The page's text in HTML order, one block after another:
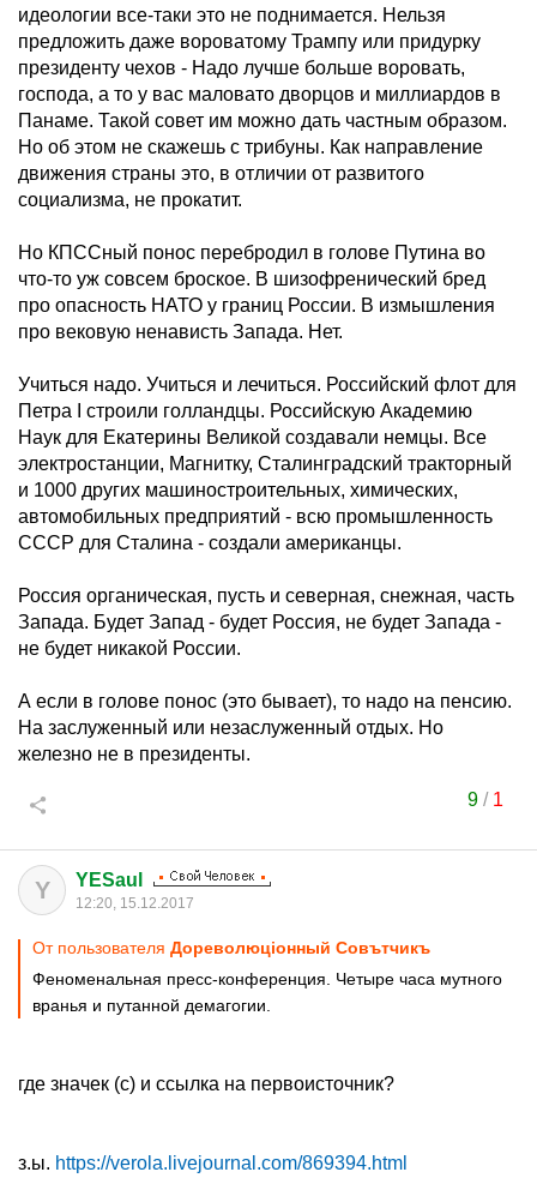
идеологии все-таки это не поднимается. Нельзя
предложить даже вороватому Трампу или придурку
президенту чехов - Надо лучше больше воровать,
господа, а то у вас маловато дворцов и миллиардов в
Панаме. Такой совет им можно дать частным образом.
Но об этом не скажешь с трибуны. Как направление
движения страны это, в отличии от развитого
социализма, не прокатит.
Но КПССный понос перебродил в голове Путина во
что-то уж совсем броское. В шизофренический бред
про опасность НАТО у границ России. В измышления
про вековую ненависть Запада. Нет.
Учиться надо. Учиться и лечиться. Российский флот для
Петра I строили голландцы. Российскую Академию
Наук для Екатерины Великой создавали немцы. Все
электростанции, Магнитку, Сталинградский тракторный
и 1000 других машиностроительных, химических,
автомобильных предприятий - всю промышленность
СССР для Сталина - создали американцы.
Россия органическая, пусть и северная, снежная, часть
Запада. Будет Запад - будет Россия, не будет Запада -
не будет никакой России.
А если в голове понос (это бывает), то надо на пенсию.
На заслуженный или незаслуженный отдых. Но
железно не в президенты.
9/ 1
Y YESaul
12:20, 15.12.2017
От пользователя Дореволюцiонный Совътчикъ
Феноменальная пресс-конференция. Четыре часа мутного
вранья и путанной демагогии.
где значек (с) и ссылка на первоисточник?
з.ы. https://verola.livejournal.com/869394.html